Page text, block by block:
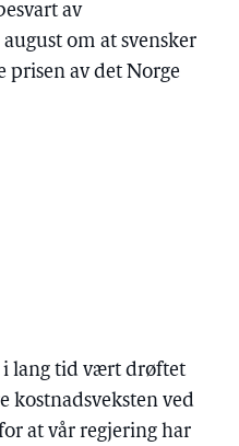
av
om at svensker
prisen av det Norge
i lang tid vært drøftet
kostnadsveksten ved
at vår regjering har